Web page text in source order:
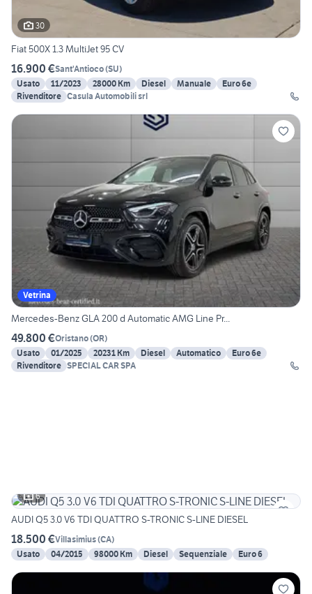
30
Fiat 500X 1.3 MultiJet 95 CV
16.900 €Sant'Antioco(SU)
Usato
11/2023 28000 Km Diesel Manuale
Euro 6e
Rivenditore Casula Automobili srl
Vetrina
Mercedes-Benz GLA 200 d Automatic AMG Line Pr...
49.800 €Oristano(OR)
Usato
01/2025 20231 Km Diesel Automatico
Euro 6e
Rivenditore SPECIAL CAR SPA
6
AUDI Q5 3.0 V6 TDI QUATTRO S-TRONIC S-LINE DIESEL
18.500 €Villasimius(CA)
Usato
04/2015 98000 Km Diesel Sequenziale Euro 6